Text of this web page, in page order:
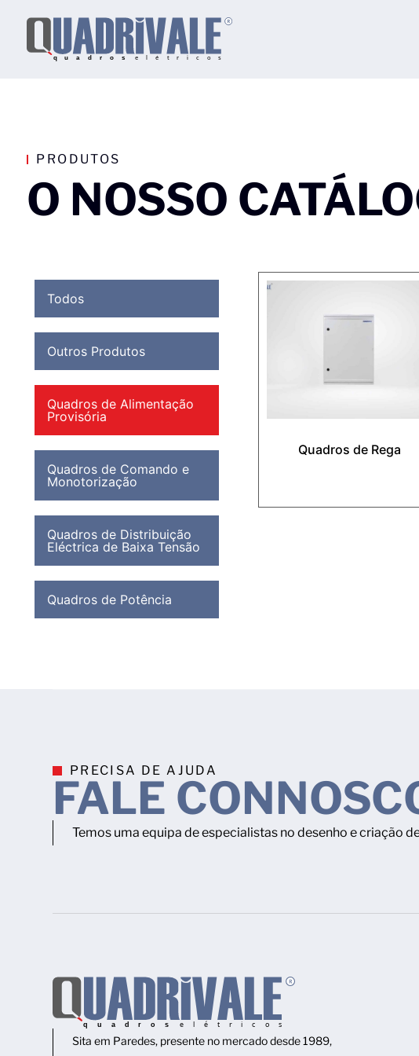
PRODUTOS
O NOSSO
Todos
Outros Produtos
Quadros de Alimentação
Provisória
Quadros de Comando e
Monotorização
Quadros de Distribuição
Eléctrica de Baixa Tensão
Quadros de Potência
Quadros de Rega
PRECISA DE AJUDA
FALE
Temos uma equipa de especialistas no desenho e criação
Sita em Paredes, presente no mercado desde 1989,